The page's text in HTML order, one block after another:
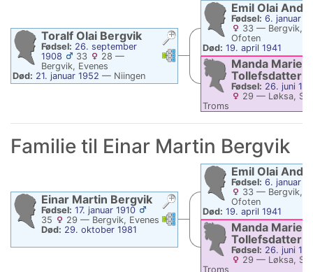
LinkerLinker
Toralf Olai Bergvik
Fødsel: 26. september
1908
33 28 —
Bergvik, Evenes
Død: 21. januar 1952 — Niingen
Emil Olai
Fødsel: 6. januar
33— Bergvik,
Ofoten
Død: 19. april 1941
Manda Marie
Tollefsdatter
Fødsel: 26. juni
29 — Løksa,
Troms
Familie til Einar Martin Bergvik
LinkerLinker
Einar Martin Bergvik
Fødsel: 17. januar 1910
35
29 — Bergvik, Evenes
Død: 29. oktober 1981
Emil Olai
Fødsel: 6. januar
33— Bergvik,
Ofoten
Død: 19. april 1941
Manda Marie
Tollefsdatter
Fødsel: 26. juni
29 — Løksa,
Troms